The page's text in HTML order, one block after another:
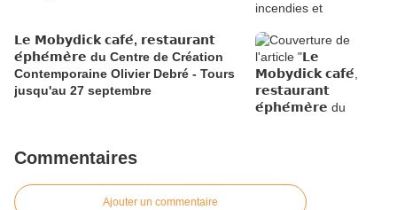
𝗟𝗲 𝗠𝗼𝗯𝘆𝗱𝗶𝗰𝗸 𝗰𝗮𝗳𝗲́, 𝗿𝗲𝘀𝘁𝗮𝘂𝗿𝗮𝗻𝘁
𝗲́𝗽𝗵𝗲́𝗺𝗲̀𝗿𝗲 du Centre de Création
Contemporaine Olivier Debré - Tours
jusqu'au 27 septembre
Commentaires
Ajouter un commentaire